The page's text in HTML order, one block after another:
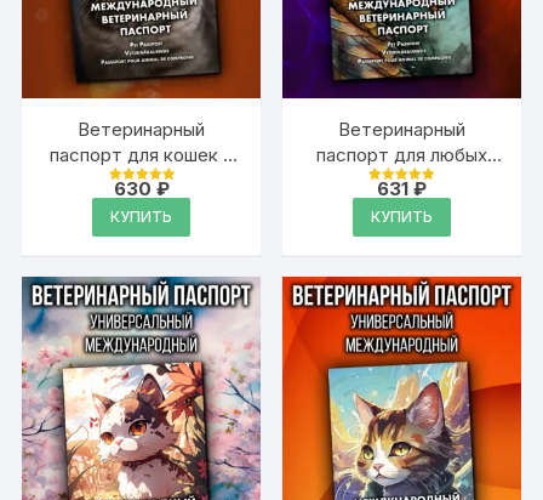
Ветеринарный
паспорт для кошек и
собак
международный
Оценка
из 5
630 ₽
КУПИТЬ
Ветеринарный
паспорт для любых
домашних животных
Оценка
из 5
631 ₽
КУПИТЬ